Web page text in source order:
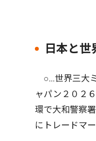
日本と
○…世界三大
ャパン２０２
環で大和警察
にトレードマ